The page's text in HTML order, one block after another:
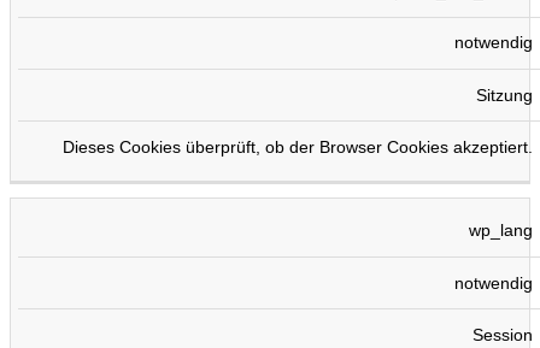
notwendig
Sitzung
Dieses Cookies überprüft, ob der Browser Cookies akzeptiert.
wp_lang
notwendig
Session